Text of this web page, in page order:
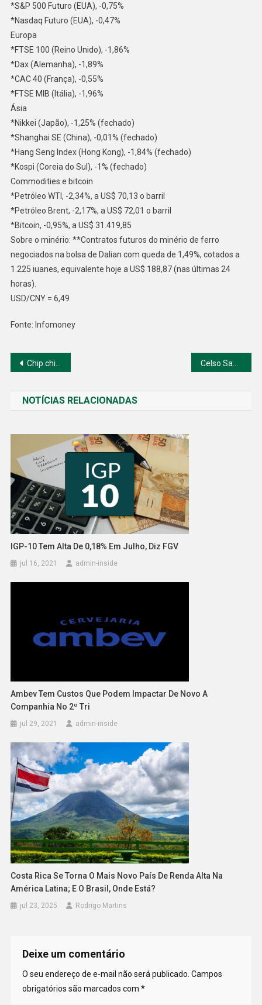
*S&P 500 Futuro (EUA), -0,75%
*Nasdaq Futuro (EUA), -0,47%
Europa
*FTSE 100 (Reino Unido), -1,86%
*Dax (Alemanha), -1,89%
*CAC 40 (França), -0,55%
*FTSE MIB (Itália), -1,96%
Ásia
*Nikkei (Japão), -1,25% (fechado)
*Shanghai SE (China), -0,01% (fechado)
*Hang Seng Index (Hong Kong), -1,84% (fechado)
*Kospi (Coreia do Sul), -1% (fechado)
Commodities e bitcoin
*Petróleo WTI, -2,34%, a US$ 70,13 o barril
*Petróleo Brent, -2,17%, a US$ 72,01 o barril
*Bitcoin, -0,95%, a US$ 31.419,85
Sobre o minério: **Contratos futuros do minério de ferro
negociados na bolsa de Dalian com queda de 1,49%, cotados a
1.225 iuanes, equivalente hoje a US$ 188,87 (nas últimas 24
horas).
USD/CNY = 6,49
Fonte: Infomoney
Navegação
Post
Chip chinês, o Blue-chips fecha em alta com impulso de saúde e consumo
NOTÍCIAS RELACIONADAS
IGP-10 Tem Alta De 0,18% Em Julho, Diz FGV
jul 16, 2021 admin-inside
Ambev Tem Custos Que Podem Impactar De Novo A
Companhia No 2º Tri
jul 29, 2021 admin-inside
Costa Rica Se Torna O Mais Novo País De Renda Alta Na
América Latina; E O Brasil, Onde Está?
jul 23, 2025 Rodrigo Martins
Deixe um comentário
O seu endereço de e-mail não será publicado. Campos
obrigatórios são marcados com *